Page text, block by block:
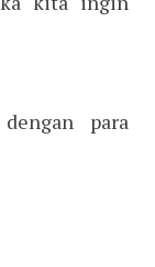
para